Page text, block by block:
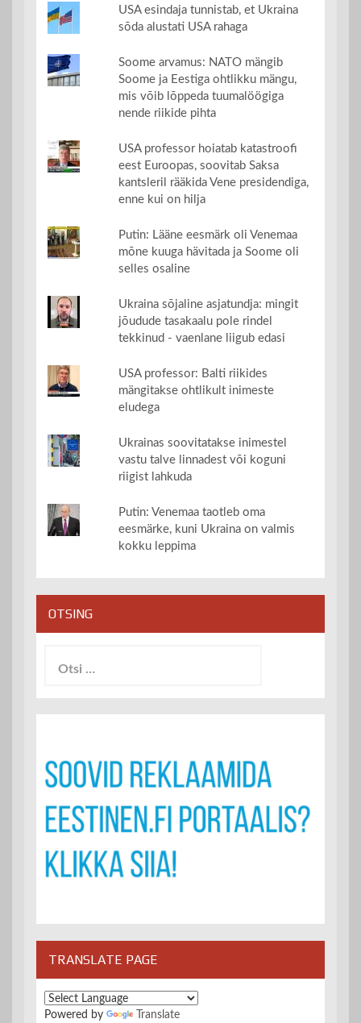
USA esindaja tunnistab, et Ukraina
sõda alustati USA rahaga
Soome arvamus: NATO mängib
Soome ja Eestiga ohtlikku mängu,
mis võib lõppeda tuumalöögiga
nende riikide pihta
USA professor hoiatab katastroofi
eest Euroopas, soovitab Saksa
kantsleril rääkida Vene presidendiga,
enne kui on hilja
Putin: Lääne eesmärk oli Venemaa
mõne kuuga hävitada ja Soome oli
selles osaline
Ukraina sõjaline asjatundja: mingit
jõudude tasakaalu pole rindel
tekkinud - vaenlane liigub edasi
USA professor: Balti riikides
mängitakse ohtlikult inimeste
eludega
Ukrainas soovitatakse inimestel
vastu talve linnadest või koguni
riigist lahkuda
Putin: Venemaa taotleb oma
eesmärke, kuni Ukraina on valmis
kokku leppima
OTSING
TRANSLATE PAGE
Powered by Translate